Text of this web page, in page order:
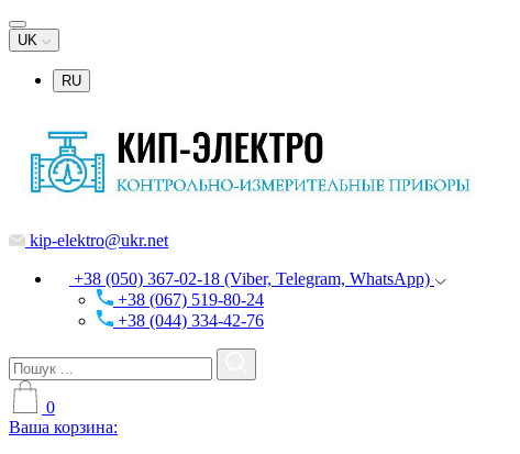
UK
RU
kip-elektro@ukr.net
+38 (050) 367-02-18 (Viber, Telegram, WhatsApp)
+38 (067) 519-80-24
+38 (044) 334-42-76
0
Ваша корзина: